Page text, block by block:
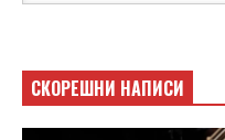
СКОРЕШНИ НАПИСИ